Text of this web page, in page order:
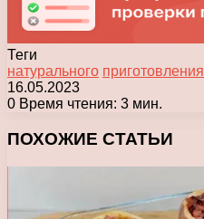
Теги
натурального приготовления
16.05.2023
0 Время чтения: 3 мин.
ПОХОЖИЕ СТАТЬИ